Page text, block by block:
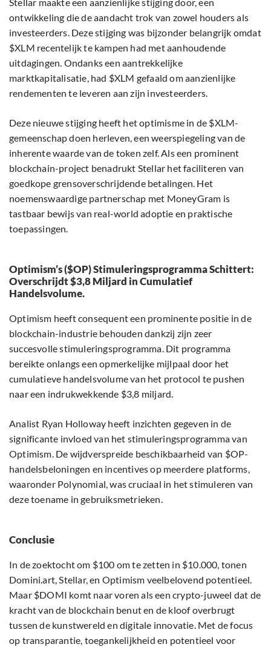
ontwikkeling die de aandacht trok van zowel houders als
investeerders. Deze stijging was bijzonder belangrijk omdat
$XLM recentelijk te kampen had met aanhoudende
uitdagingen. Ondanks een aantrekkelijke
marktkapitalisatie, had $XLM gefaald om aanzienlijke
rendementen te leveren aan zijn investeerders.
Deze nieuwe stijging heeft het optimisme in de $XLM-
gemeenschap doen herleven, een weerspiegeling van de
inherente waarde van de token zelf. Als een prominent
blockchain-project benadrukt Stellar het faciliteren van
goedkope grensoverschrijdende betalingen. Het
noemenswaardige partnerschap met MoneyGram is
tastbaar bewijs van real-world adoptie en praktische
toepassingen.
Optimism’s ($OP) Stimuleringsprogramma Schittert:
Overschrijdt $3,8 Miljard in Cumulatief
Handelsvolume.
Optimism heeft consequent een prominente positie in de
blockchain-industrie behouden dankzij zijn zeer
succesvolle stimuleringsprogramma. Dit programma
bereikte onlangs een opmerkelijke mijlpaal door het
cumulatieve handelsvolume van het protocol te pushen
naar een indrukwekkende $3,8 miljard.
Analist Ryan Holloway heeft inzichten gegeven in de
significante invloed van het stimuleringsprogramma van
Optimism. De wijdverspreide beschikbaarheid van $OP-
handelsbeloningen en incentives op meerdere platforms,
waaronder Polynomial, was cruciaal in het stimuleren van
deze toename in gebruiksmetrieken.
Conclusie
In de zoektocht om $100 om te zetten in $10.000, tonen
Domini.art, Stellar, en Optimism veelbelovend potentieel.
Maar $DOMI komt naar voren als een crypto-juweel dat de
kracht van de blockchain benut en de kloof overbrugt
tussen de kunstwereld en digitale innovatie. Met de focus
op transparantie, toegankelijkheid en potentieel voor